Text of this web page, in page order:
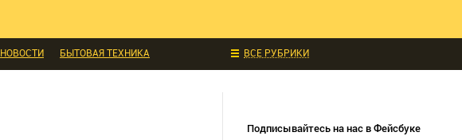
ВСЕ РУБРИКИ
НОВОСТИ
БЫТОВАЯ ТЕХНИКА
Подписывайтесь на нас в Фейсбуке